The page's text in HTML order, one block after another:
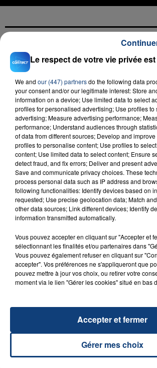
FIL D'ACTU
23 juillet 2026
INCENDIE MORTEL À LENS :
SON BÉBÉ ENTRE LA VIE ET LA...
Un homme s'est immolé par le feu
aspergé sa compagne et leur
d'un liquide inflammable.
20 juillet 2026
UNE ADOLESCENTE DEVANT SE
La famille a porté plainte contre la
reconnu sa responsabilité et
TITRES DIFFUSÉS
Le respect de votre vie privée
We and our (447) partnersdo the following data
your consent and/or our legitimate interest: Store
information on a device; Use limited data to select
profiles for personalised advertising; Use profiles to
advertising; Measure advertising performance;
performance; Understand audiences through
of data from different sources; Develop and
profiles to personalise content; Use profiles to
content; Use limited data to select content; Ensure
detect fraud, and fix errors; Deliver and present
Save and communicate privacy choices. These
process personal data such as IP address and
following functionalities: Identify devices based on
requested; Use precise geolocation data; Match
other data sources; Link different devices; Identify
information transmitted automatically.
Vous pouvez accepter en cliquant sur "Accepter et
sélectionnant les finalités et/ou partenaires dans
Vous pouvez également refuser en cliquant sur
accepter". Vos préférences ne s'appliqueront que
pouvez mettre à jour vos choix, ou retirer votre
moment via le lien "Gérer les cookies" situé en bas
Gérer mes choix
Accepter et fermer